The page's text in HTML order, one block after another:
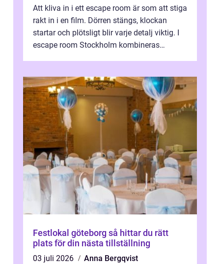
Att kliva in i ett escape room är som att stiga
rakt in i en film. Dörren stängs, klockan
startar och plötsligt blir varje detalj viktig. I
escape room Stockholm kombineras
Festlokal göteborg så hittar du rätt
plats för din nästa tillställning
03 juli 2026
Anna Bergqvist